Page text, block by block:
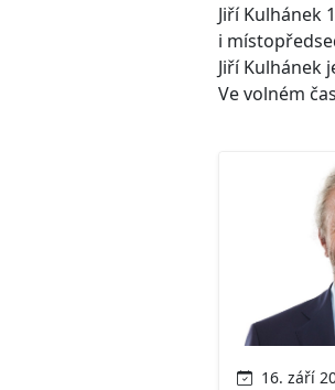
Jiří Kulhánek
i
Jiří Kulhánek
Ve volném
16. září